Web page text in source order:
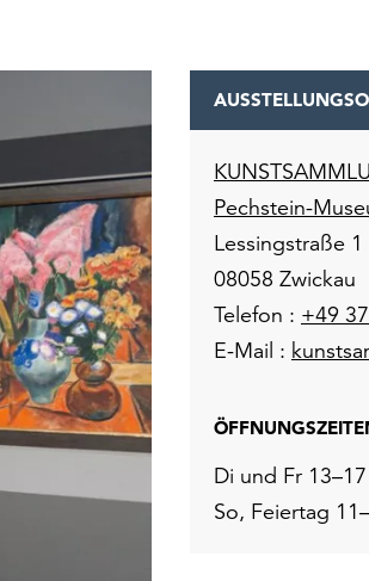
Pechstein-
Lessingstraße 1
08058 Zwickau
Telefon : +49
E-Mail :
Di und Fr
So, Feiertag